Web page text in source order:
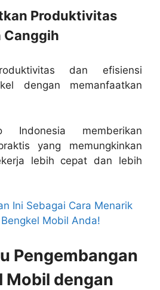
Produktivitas
Canggih
dan efisiensi
dengan memanfaatkan
Indonesia memberikan
yang memungkinkan
lebih cepat dan lebih
Ini Sebagai Cara Menarik
Mobil Anda!
Pengembangan
Mobil dengan